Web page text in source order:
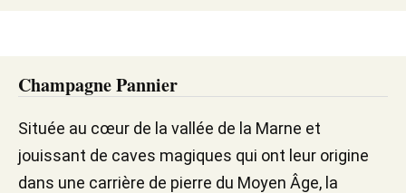
Champagne Pannier
Située au cœur de la vallée de la Marne et
jouissant de caves magiques qui ont leur origine
dans une carrière de pierre du Moyen Âge, la